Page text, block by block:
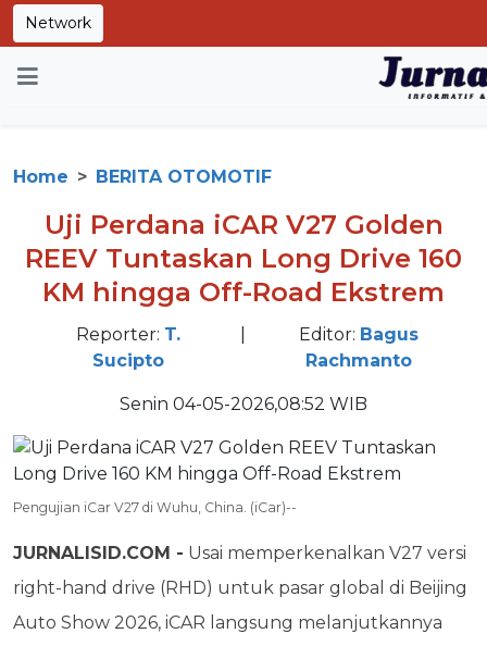
Network
Home BERITA OTOMOTIF
Uji Perdana iCAR V27 Golden
REEV Tuntaskan Long Drive 160
KM hingga Off-Road Ekstrem
Reporter: T.
Sucipto
Editor: Bagus
Rachmanto
Senin 04-05-2026,08:52 WIB
Pengujian iCar V27 di Wuhu, China. (iCar)--
JURNALISID.COM - Usai memperkenalkan V27 versi
right-hand drive (RHD) untuk pasar global di Beijing
Auto Show 2026, iCAR langsung melanjutkannya